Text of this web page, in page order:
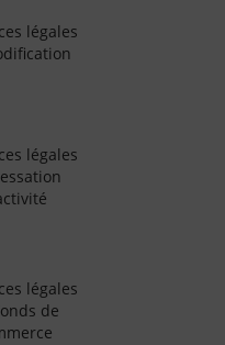
légales
légales
légales
de